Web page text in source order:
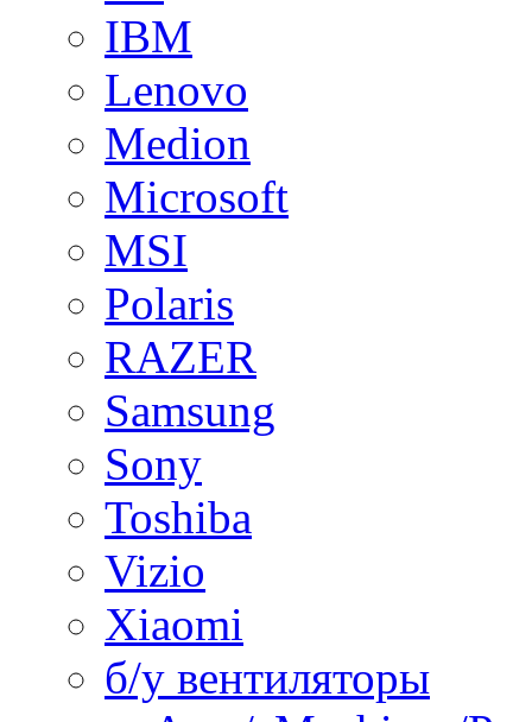
IBM
Lenovo
Medion
Microsoft
MSI
Polaris
RAZER
Samsung
Sony
Toshiba
Vizio
Xiaomi
б/у вентиляторы